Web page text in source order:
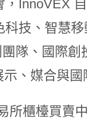
InnoVEX
技、智慧
隊、國際創
、媒合與國
櫃檯買賣